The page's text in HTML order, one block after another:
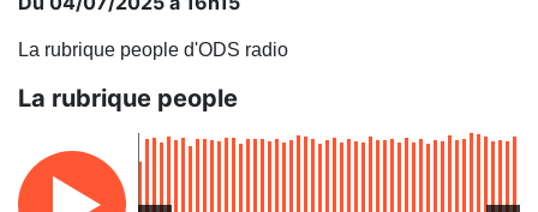
La rubrique people d'ODS radio
La rubrique people